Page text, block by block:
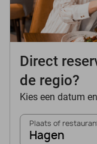
Direct
de regio?
Kies een datum
Plaats of
Hagen